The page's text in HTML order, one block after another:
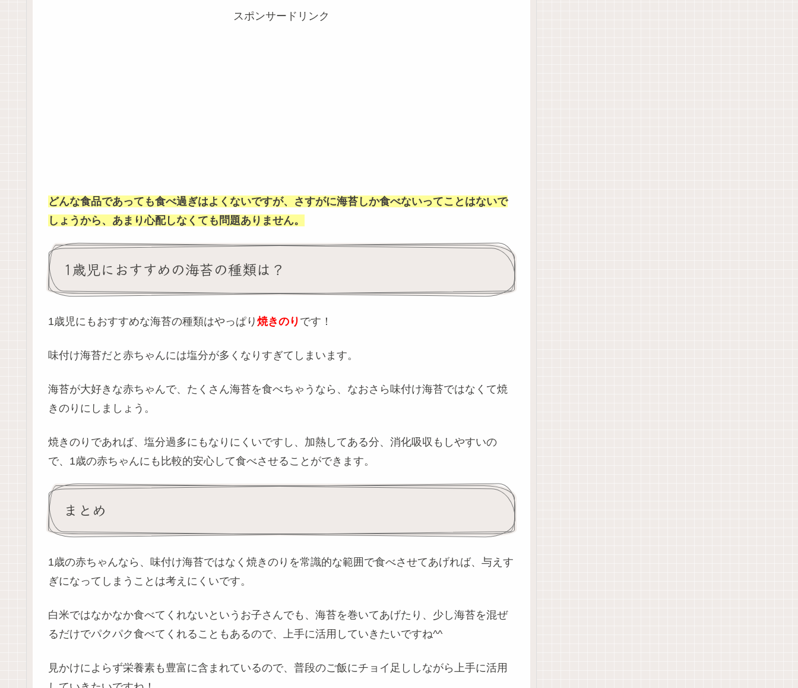
スポンサードリンク
どんな食品であっても食べ過ぎはよくないですが、さすがに海苔しか食べないってことはないで
しょうから、あまり心配しなくても問題ありません。
1歳児におすすめの海苔の種類は？
1歳児にもおすすめな海苔の種類はやっぱり 焼きのり です！
味付け海苔だと赤ちゃんには塩分が多くなりすぎてしまいます。
海苔が大好きな赤ちゃんで、たくさん海苔を食べちゃうなら、なおさら味付け海苔ではなくて焼
きのりにしましょう。
焼きのりであれば、塩分過多にもなりにくいですし、加熱してある分、消化吸収もしやすいの
で、1歳の赤ちゃんにも比較的安心して食べさせることができます。
まとめ
1歳の赤ちゃんなら、味付け海苔ではなく焼きのりを常識的な範囲で食べさせてあげれば、与えす
ぎになってしまうことは考えにくいです。
白米ではなかなか食べてくれないというお子さんでも、海苔を巻いてあげたり、少し海苔を混ぜ
るだけでパクパク食べてくれることもあるので、上手に活用していきたいですね^^
見かけによらず栄養素も豊富に含まれているので、普段のご飯にチョイ足ししながら上手に活用